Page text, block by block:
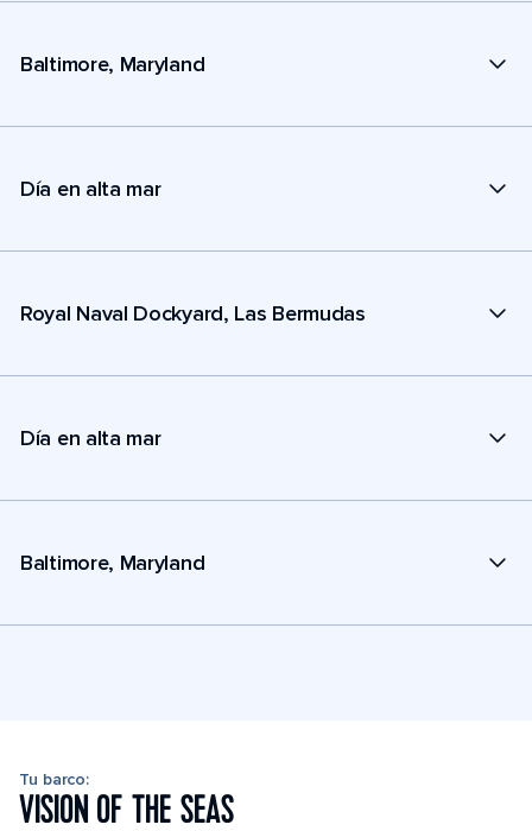
Baltimore, Maryland
Día en alta mar
Royal Naval Dockyard, Las Bermudas
Día en alta mar
Baltimore, Maryland
Tu barco:
VISION OF THE SEAS